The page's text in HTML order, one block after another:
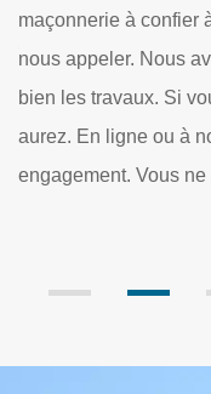
planification,
construction et
Dole Rénovation
d’équipements et
construction